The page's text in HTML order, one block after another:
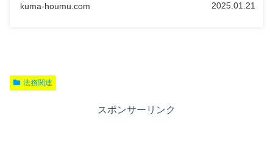
kuma-houmu.com 2025.01.21
法務関連
スポンサーリンク